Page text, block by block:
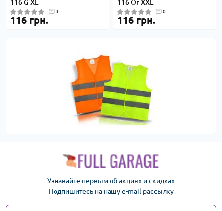
116 G XL
0
116 грн.
116 Or XXL
0
116 грн.
Узнавайте первым об акциях и скидках
Подпишитесь на нашу e-mail рассылку